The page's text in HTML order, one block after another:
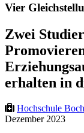
Vier
Zwei
erhalten in
Hochschule
Dezember 2023